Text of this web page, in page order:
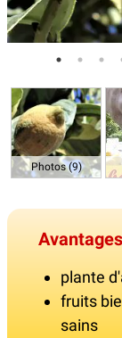
Photos (9)
Avantages
plante
fruits
sains